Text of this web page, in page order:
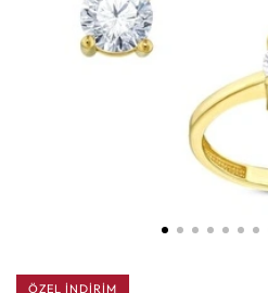
ÖZEL İNDİRİM